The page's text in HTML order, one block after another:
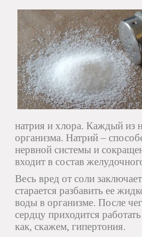
натрия и хлора. Каждый из
организма. Натрий –
нервной системы и
входит в состав
Весь вред от соли
старается разбавить ее
воды в организме. После
сердцу приходится
как, скажем, гипертония.